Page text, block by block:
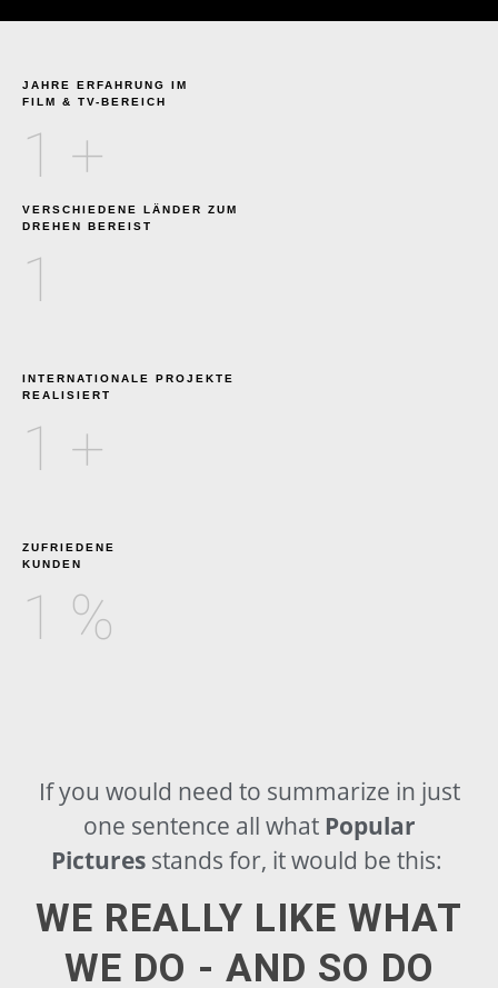
JAHRE ERFAHRUNG IM
FILM & TV-BEREICH
1 +
VERSCHIEDENE LÄNDER ZUM
DREHEN BEREIST
1
INTERNATIONALE PROJEKTE
REALISIERT
1 +
ZUFRIEDENE
KUNDEN
1 %
If you would need to summarize in just
one sentence all what Popular
Picturesstands for, it would be this:
WE REALLY LIKE WHAT
WE DO - AND SO DO